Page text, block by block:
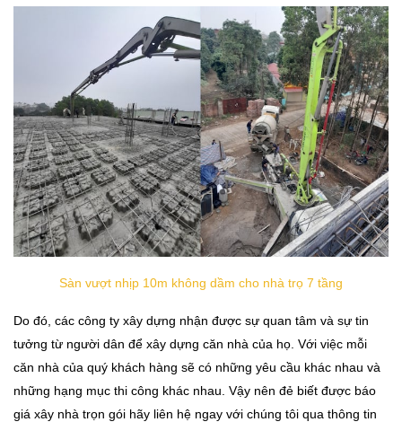
Sàn vượt nhịp 10m không dầm cho nhà trọ 7 tầng
Do đó, các công ty xây dựng nhận được sự quan tâm và sự tin
tưởng từ người dân để xây dựng căn nhà của họ. Với việc mỗi
căn nhà của quý khách hàng sẽ có những yêu cầu khác nhau và
những hạng mục thi công khác nhau. Vậy nên đẻ biết được báo
giá xây nhà trọn gói hãy liên hệ ngay với chúng tôi qua thông tin